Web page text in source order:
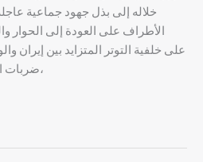
خلاله إلى بذل جهود جماعية
الأطراف على العودة إلى الحوار
على خلفية التوتر المتزايد بين إيران
ضربات استهدفت منشآت استراتيجية،